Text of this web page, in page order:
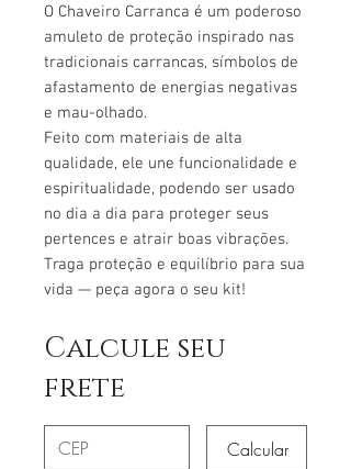
O Chaveiro Carranca é um poderoso
amuleto de proteção inspirado nas
tradicionais carrancas, símbolos de
afastamento de energias negativas
e mau-olhado.
Feito com materiais de alta
qualidade, ele une funcionalidade e
espiritualidade, podendo ser usado
no dia a dia para proteger seus
pertences e atrair boas vibrações.
Traga proteção e equilíbrio para sua
vida — peça agora o seu kit!
Calcule seu
frete
Calcular